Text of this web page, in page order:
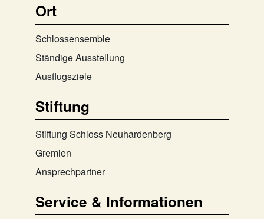
Ort
Schlossensemble
Ständige Ausstellung
Ausflugsziele
Stiftung
Stiftung Schloss Neuhardenberg
Gremien
Ansprechpartner
Service & Informationen